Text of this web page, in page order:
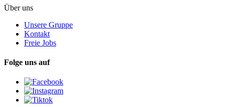
Über uns
Unsere Gruppe
Kontakt
Freie Jobs
Folge uns auf